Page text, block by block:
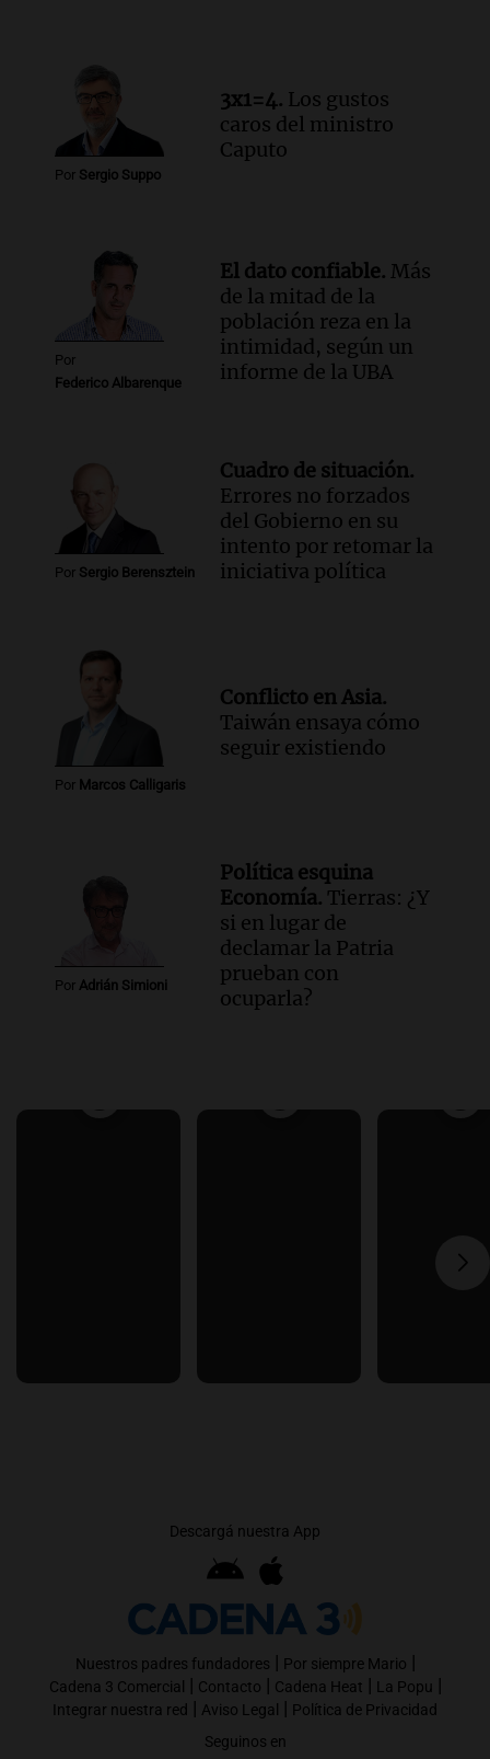
Episodios
Audio.
Chile planteó mejorar la
conectividad fronteriza, aérea y digital
con Jujuy
Panorama Federal
Por Sergio Suppo
3x1=4. Los gustos
caros del ministro
Caputo
Por
Federico Albarenque
El dato confiable. Más
de la mitad de la
población reza en la
intimidad, según un
informe de la UBA
Por Sergio Berensztein
Cuadro de situación.
Errores no forzados
del Gobierno en su
intento por retomar la
iniciativa política
Por Marcos Calligaris
Conflicto en Asia.
Taiwán ensaya cómo
seguir existiendo
Por Adrián Simioni
Política esquina
Economía. Tierras: ¿Y
si en lugar de
declamar la Patria
prueban con
ocuparla?
Descargá nuestra App
Nuestros padres fundadores | Por siempre Mario |
Cadena 3 Comercial | Contacto | Cadena Heat | La Popu |
Integrar nuestra red | Aviso Legal | Política de Privacidad
Seguinos en